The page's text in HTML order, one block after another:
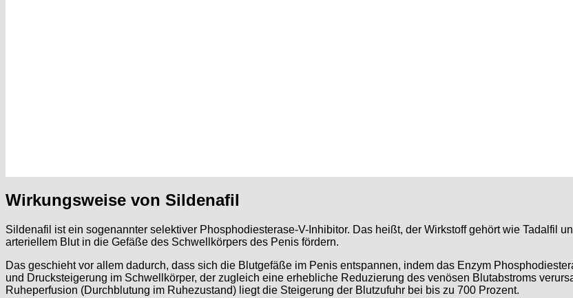
Wirkungsweise von Sildenafil
Sildenafil ist ein sogenannter selektiver Phosphodiesterase-V-Inhibitor. Das heißt, der Wirkstoff gehört wie Tadalfil
arteriellem Blut in die Gefäße des Schwellkörpers des Penis fördern.
Das geschieht vor allem dadurch, dass sich die Blutgefäße im Penis entspannen, indem das Enzym
und Drucksteigerung im Schwellkörper, der zugleich eine erhebliche Reduzierung des venösen Blutabstroms
Ruheperfusion (Durchblutung im Ruhezustand) liegt die Steigerung der Blutzufuhr bei bis zu 700 Prozent.